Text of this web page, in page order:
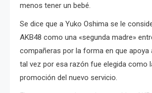
menos tener un bebé.
Se dice que a Yuko Oshima se le
AKB48 como una «segunda madre»
compañeras por la forma en que apoya
tal vez por esa razón fue elegida como
promoción del nuevo servicio.